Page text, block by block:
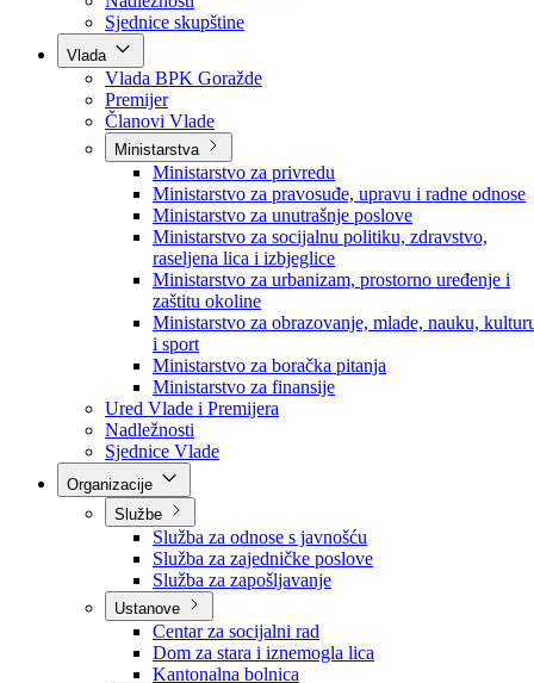
Skupštinski odbori i komisije
Stručna služba skupštine
Nadležnosti
Sjednice skupštine
Vlada
Vlada BPK Goražde
Premijer
Članovi Vlade
Ministarstva
Ministarstvo za privredu
Ministarstvo za pravosuđe, upravu i radne odnose
Ministarstvo za unutrašnje poslove
Ministarstvo za socijalnu politiku, zdravstvo,
raseljena lica i izbjeglice
Ministarstvo za urbanizam, prostorno uređenje i
zaštitu okoline
Ministarstvo za obrazovanje, mlade, nauku,
i sport
Ministarstvo za boračka pitanja
Ministarstvo za finansije
Ured Vlade i Premijera
Nadležnosti
Sjednice Vlade
Službe
Služba za odnose s javnošću
Služba za zajedničke poslove
Služba za zapošljavanje
Ustanove